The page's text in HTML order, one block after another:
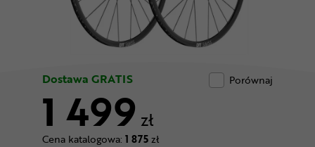
Dostawa GRATIS Porównaj
1 499 zł
Cena katalogowa: 1 875zł